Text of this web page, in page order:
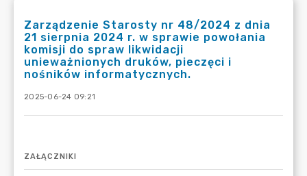
Zarządzenie Starosty nr 48/2024 z dnia
21 sierpnia 2024 r. w sprawie powołania
komisji do spraw likwidacji
unieważnionych druków, pieczęci i
nośników informatycznych.
2025-06-24 09:21
ZAŁĄCZNIKI